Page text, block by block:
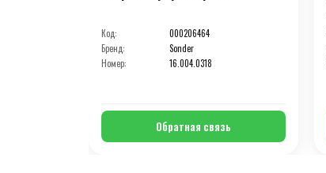
Код:
000206464
Бренд:
Sonder
Номер:
16.004.0318
Обратная связь